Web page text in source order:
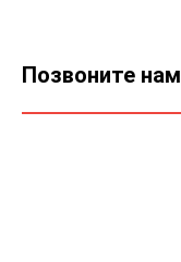
Позвоните нам